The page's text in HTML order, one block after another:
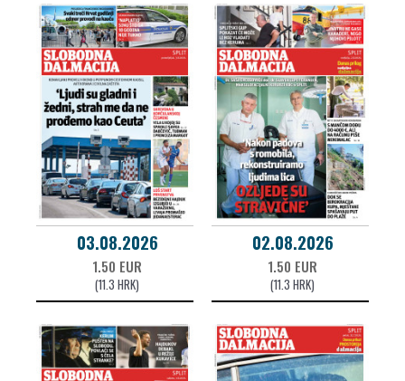
03.08.2026
1.50 EUR
(11.3 HRK)
02.08.2026
1.50 EUR
(11.3 HRK)